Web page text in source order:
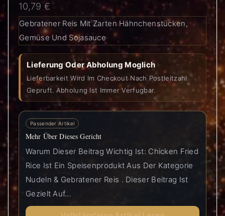
10,79 €
Gebratener Reis Mit Zarten Hähnchenstücken,
Gemüse Und Sojasauce
Lieferung Oder Abholung Moglich
Lieferbarkeit Wird Im Checkout Nach Postleitzahl
Gepruft. Abholung Ist Immer Verfugbar.
Passender Artikel
Mehr Über Dieses Gericht
Warum Dieser Beitrag Wichtig Ist: Chicken Fried
Rice Ist Ein Speisenprodukt Aus Der Kategorie
Nudeln & Gebratener Reis . Dieser Beitrag Ist
Gezielt Auf…